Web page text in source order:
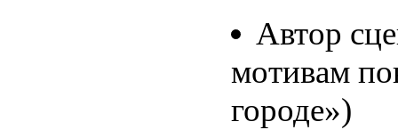
Автор
мотивам
городе»)